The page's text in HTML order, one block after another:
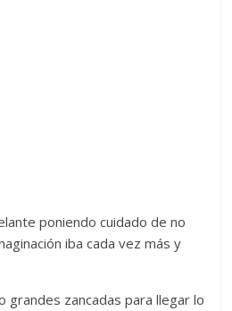
poniendo cuidado de no
iba cada vez más y
grandes zancadas para llegar lo